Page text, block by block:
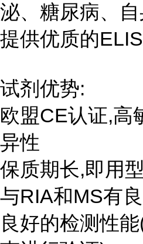
泌、糖尿病、
提供优质的
试剂优势:
欧盟CE认证,高
异性
保质期长,即用
与RIA和MS有
良好的检测性